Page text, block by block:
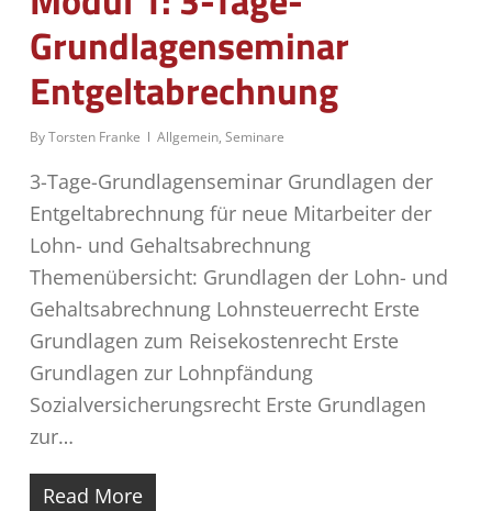
Grundlagenseminar
Entgeltabrechnung
ByTorsten Franke Allgemein, Seminare
3-Tage-Grundlagenseminar Grundlagen der
Entgeltabrechnung für neue Mitarbeiter der
Lohn- und Gehaltsabrechnung
Themenübersicht: Grundlagen der Lohn- und
Gehaltsabrechnung Lohnsteuerrecht Erste
Grundlagen zum Reisekostenrecht Erste
Grundlagen zur Lohnpfändung
Sozialversicherungsrecht Erste Grundlagen
zur…
Read More